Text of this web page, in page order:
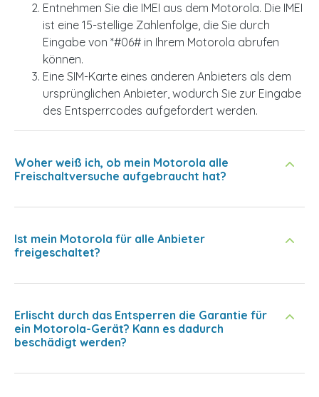
Entnehmen Sie die IMEI aus dem Motorola. Die IMEI
ist eine 15-stellige Zahlenfolge, die Sie durch
Eingabe von *#06# in Ihrem Motorola abrufen
können.
Eine SIM-Karte eines anderen Anbieters als dem
ursprünglichen Anbieter, wodurch Sie zur Eingabe
des Entsperrcodes aufgefordert werden.
Woher weiß ich, ob mein Motorola alle
Freischaltversuche aufgebraucht hat?
Ist mein Motorola für alle Anbieter
freigeschaltet?
Erlischt durch das Entsperren die Garantie für
ein Motorola-Gerät? Kann es dadurch
beschädigt werden?